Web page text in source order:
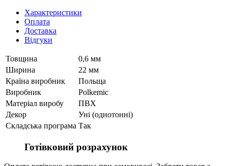
Характеристики
Оплата
Доставка
Відгуки
Товщина
0,6 мм
Ширина
22 мм
Країна виробник
Польща
Виробник
Polkemic
Матеріал виробу
ПВХ
Декор
Уні (однотонні)
Складська програма Так
Готівковий розрахунок